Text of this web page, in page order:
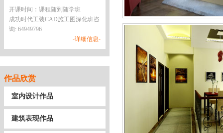
开课时间：课程随到随学班
成功时代工装CAD施工图深化班咨
询: 64949796
-详细信息-
作品欣赏
室内设计作品
建筑表现作品